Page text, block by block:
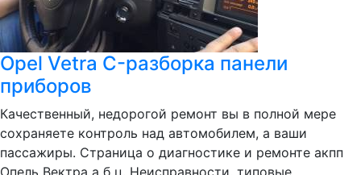
Opel Vetra C-разборка панели
приборов
Качественный, недорогой ремонт вы в полной мере
сохраняете контроль над автомобилем, а ваши
пассажиры. Страница о диагностике и ремонте акпп
Опель Вектра а б ц. Неисправности, типовые